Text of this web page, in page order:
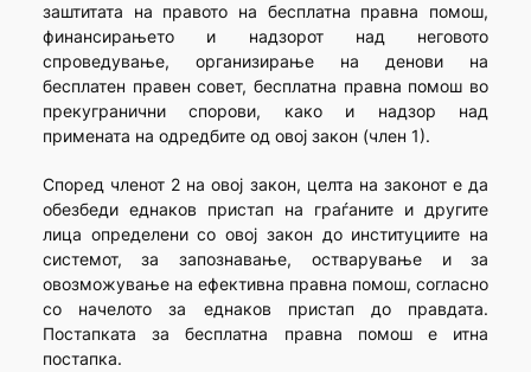
заштитата на правото на бесплатна правна помош,
финансирањето и надзорот над неговото
спроведување, организирање на денови на
бесплатен правен совет, бесплатна правна помош во
прекугранични спорови, како и надзор над
примената на одредбите од овој закон (член 1).
Според членот 2 на овој закон, целта на законот е да
обезбеди еднаков пристап на граѓаните и другите
лица определени со овој закон до институциите на
системот, за запознавање, остварување и за
овозможување на ефективна правна помош, согласно
со начелото за еднаков пристап до правдата.
Постапката за бесплатна правна помош е итна
постапка.